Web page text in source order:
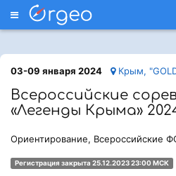
Меню
03-09 января 2024 Крым,
Всероссийские
«Легенды Крыма»
Ориентирование, Всероссийские
Регистрация закрыта 25.12.2023 23:00 МСК